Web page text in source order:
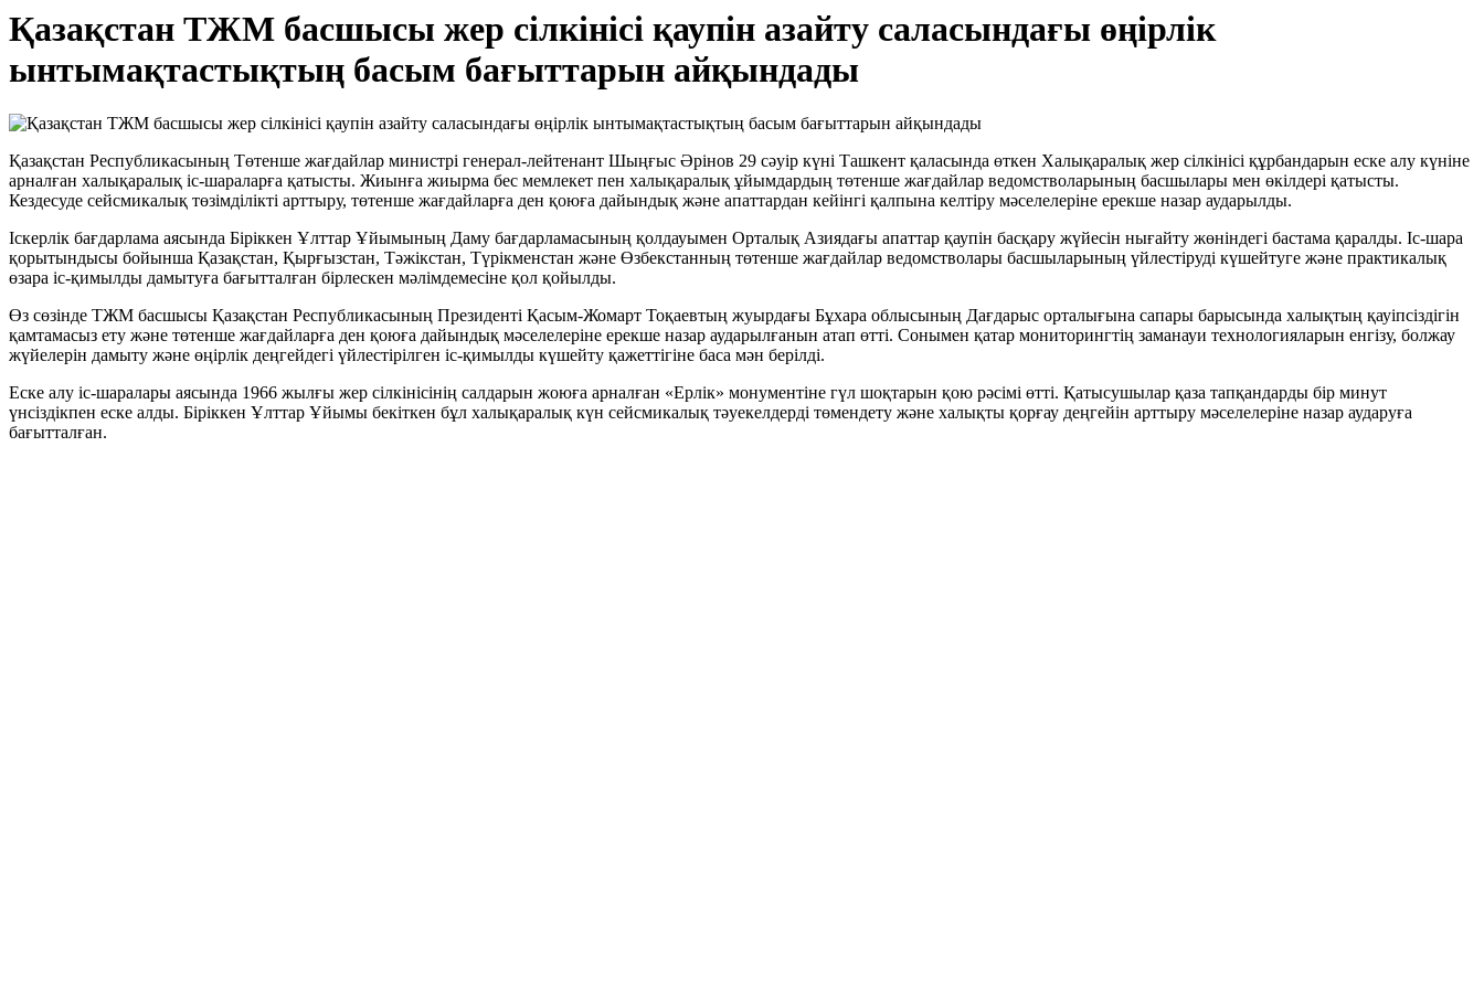
Қазақстан ТЖМ басшысы жер сілкінісі қаупін азайту саласындағы өңірлік
ынтымақтастықтың басым бағыттарын айқындады
Қазақстан Республикасының Төтенше жағдайлар министрі генерал-лейтенант Шыңғыс Әрінов 29 сәуір күні Ташкент қаласында өткен Халықаралық жер сілкінісі құрбандарын еске алу күніне
арналған халықаралық іс-шараларға қатысты. Жиынға жиырма бес мемлекет пен халықаралық ұйымдардың төтенше жағдайлар ведомстволарының басшылары мен өкілдері қатысты.
Кездесуде сейсмикалық төзімділікті арттыру, төтенше жағдайларға ден қоюға дайындық және апаттардан кейінгі қалпына келтіру мәселелеріне ерекше назар аударылды.
Іскерлік бағдарлама аясында Біріккен Ұлттар Ұйымының Даму бағдарламасының қолдауымен Орталық Азиядағы апаттар қаупін басқару жүйесін нығайту жөніндегі бастама қаралды. Іс-шара
қорытындысы бойынша Қазақстан, Қырғызстан, Тәжікстан, Түрікменстан және Өзбекстанның төтенше жағдайлар ведомстволары басшыларының үйлестіруді күшейтуге және практикалық
өзара іс-қимылды дамытуға бағытталған бірлескен мәлімдемесіне қол қойылды.
Өз сөзінде ТЖМ басшысы Қазақстан Республикасының Президенті Қасым-Жомарт Тоқаевтың жуырдағы Бұхара облысының Дағдарыс орталығына сапары барысында халықтың қауіпсіздігін
қамтамасыз ету және төтенше жағдайларға ден қоюға дайындық мәселелеріне ерекше назар аударылғанын атап өтті. Сонымен қатар мониторингтің заманауи технологияларын енгізу, болжау
жүйелерін дамыту және өңірлік деңгейдегі үйлестірілген іс-қимылды күшейту қажеттігіне баса мән берілді.
Еске алу іс-шаралары аясында 1966 жылғы жер сілкінісінің салдарын жоюға арналған «Ерлік» монументіне гүл шоқтарын қою рәсімі өтті. Қатысушылар қаза тапқандарды бір минут
үнсіздікпен еске алды. Біріккен Ұлттар Ұйымы бекіткен бұл халықаралық күн сейсмикалық тәуекелдерді төмендету және халықты қорғау деңгейін арттыру мәселелеріне назар аударуға
бағытталған.